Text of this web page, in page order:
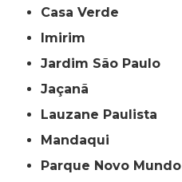
Casa Verde
Imirim
Jardim São Paulo
Jaçanã
Lauzane Paulista
Mandaqui
Parque Novo Mundo